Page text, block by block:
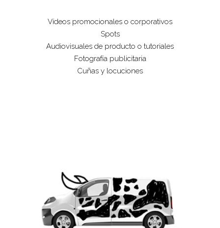
Vídeos promocionales o corporativos
Spots
Audiovisuales de producto o tutoriales
Fotografía publicitaria
Cuñas y locuciones